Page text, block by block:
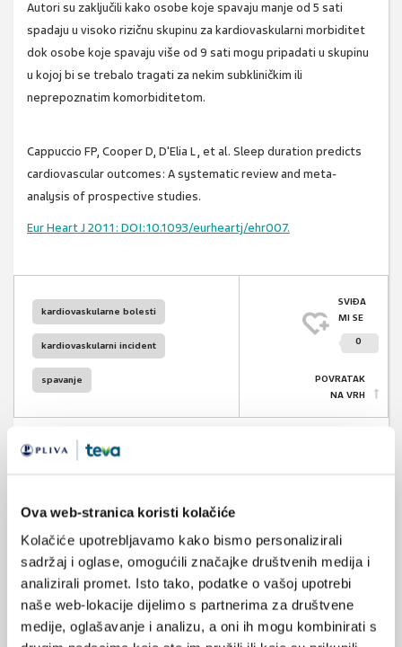
Ova web-stranica koristi kolačiće
Kolačiće upotrebljavamo kako bismo personalizirali
sadržaj i oglase, omogućili značajke društvenih medija i
analizirali promet. Isto tako, podatke o vašoj upotrebi
naše web-lokacije dijelimo s partnerima za društvene
medije, oglašavanje i analizu, a oni ih mogu kombinirati s
Autori su zaključili kako osobe koje spavaju manje od 5 sati
spadaju u visoko rizičnu skupinu za kardiovaskularni morbiditet
dok osobe koje spavaju više od 9 sati mogu pripadati u skupinu
u kojoj bi se trebalo tragati za nekim subkliničkim ili
neprepoznatim komorbiditetom.
Cappuccio FP, Cooper D, D'Elia L, et al. Sleep duration predicts
cardiovascular outcomes: A systematic review and meta-
analysis of prospective studies.
Eur Heart J 2011: DOI:10.1093/eurheartj/ehr007.
kardiovaskularne bolesti
kardiovaskularni incident
spavanje
SVIĐA
MI SE
0
POVRATAK
NA VRH
VEZANI SADRŽAJ
03.10.2017.
Nobelova nagrada za medicinu za rad na
cirkadijanom ritmu
30.08.2017.